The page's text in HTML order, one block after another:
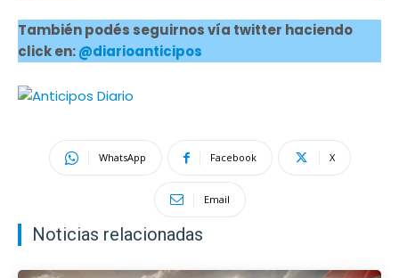
También podés seguirnos vía twitter haciendo
click en:@diarioanticipos
WhatsApp Facebook X
Email
Noticias relacionadas